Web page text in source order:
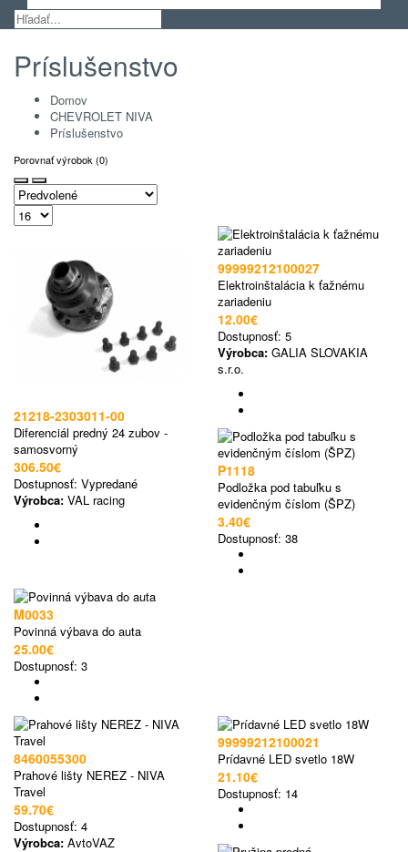
Príslušenstvo
Domov
CHEVROLET NIVA
Príslušenstvo
Porovnať výrobok (0)
21218-2303011-00
Diferenciál predný 24 zubov -
samosvorný
306.50€
Dostupnosť: Vypredané
Výrobca: VAL racing
99999212100027
Elektroinštalácia k ťažnému
zariadeniu
12.00€
Dostupnosť: 5
Výrobca: GALIA SLOVAKIA
s.r.o.
P1118
Podložka pod tabuľku s
evidenčným číslom (ŠPZ)
3.40€
Dostupnosť: 38
M0033
Povinná výbava do auta
25.00€
Dostupnosť: 3
8460055300
Prahové lišty NEREZ - NIVA
Travel
59.70€
Dostupnosť: 4
Výrobca: AvtoVAZ
99999212100021
Prídavné LED svetlo 18W
21.10€
Dostupnosť: 14